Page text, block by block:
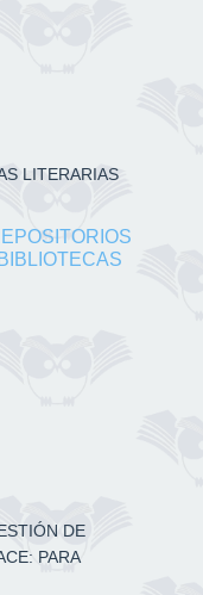
LITERARIAS
DE
PARA